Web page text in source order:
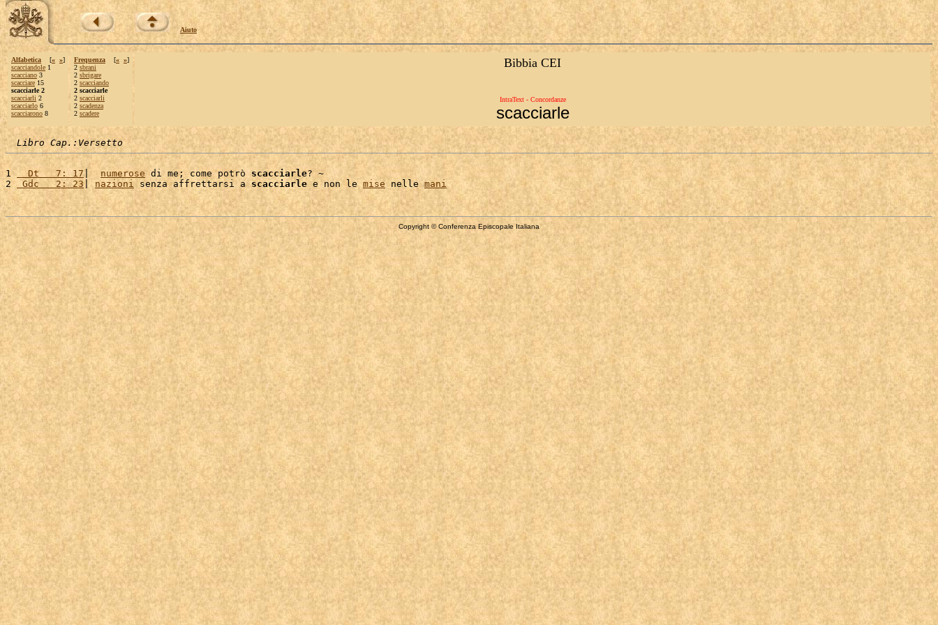
Aiuto
Alfabetica [« »]
scacciandole 1
scacciano 3
scacciare 15
scacciarle 2
scacciarli 2
scacciarlo 6
scacciarono 8
Frequenza [« »]
2 sbrani
2 sbrigare
2 scacciando
2 scacciarle
2 scacciarli
2 scadenza
2 scadere
Bibbia CEI
IntraText - Concordanze
scacciarle
Libro Cap.:Versetto
1
  Dt   7: 17
| numerose di me; come potrò scacciarle? ~
2
Gdc   2: 23 nazioni senza affrettarsi a scacciarle e non le mise nelle mani
Copyright © Conferenza Episcopale Italiana